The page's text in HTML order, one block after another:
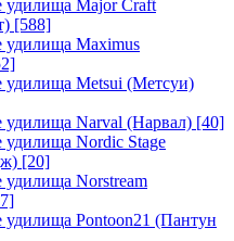
Major Craft
[588]
Maximus
Metsui (Метсуи)
Narval (Нарвал) [40]
Nordic Stage
[20]
Norstream
Pontoon21 (Пантун